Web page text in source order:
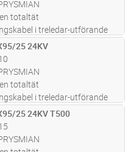
t...läs mer
totaltät
i treledar-utförande
i E Path vilket är
för
design av produker. Kabelns
t...läs mer
i kundvagn
25 24KV
totaltät
i treledar-utförande
i E Path vilket är
för
design av produker. Kabelns
t...läs mer
i kundvagn
25 24KV T500